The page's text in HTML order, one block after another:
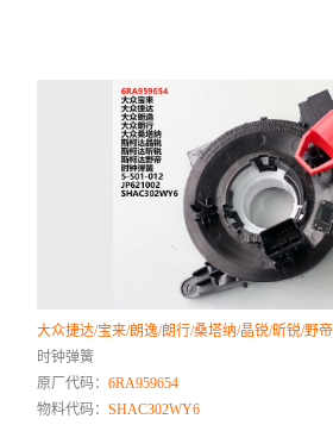
大众捷达/宝来/朗逸/朗行/桑塔纳/晶锐/昕锐/野帝
时钟弹簧
原厂代码：6RA959654
物料代码：SHAC302WY6